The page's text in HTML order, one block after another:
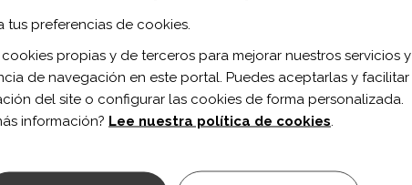
and international data from normal
S, Barbera C, La Corte V.
vol. 29 n. 10
tus preferencias de cookies.
propias y de terceros para mejorar nuestros servicios y
de navegación en este portal. Puedes aceptarlas y facilitar
del site o configurar las cookies de forma personalizada.
información? Lee nuestra política de cookies